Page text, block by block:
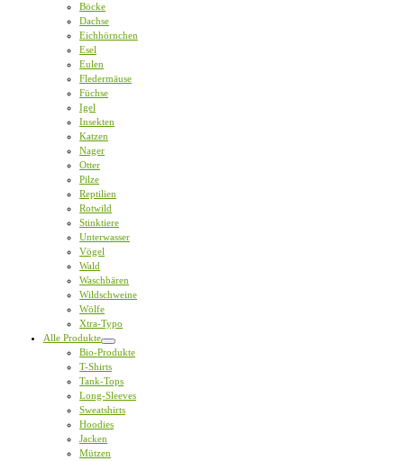
Böcke
Dachse
Eichhörnchen
Esel
Eulen
Fledermäuse
Füchse
Igel
Insekten
Katzen
Nager
Otter
Pilze
Reptilien
Rotwild
Stinktiere
Unterwasser
Vögel
Wald
Waschbären
Wildschweine
Wölfe
Xtra-Typo
Alle Produkte
Bio-Produkte
T-Shirts
Tank-Tops
Long-Sleeves
Sweatshirts
Hoodies
Jacken
Mützen